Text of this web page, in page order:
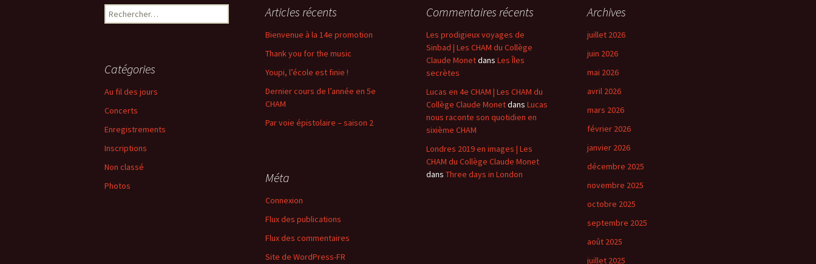
Rechercher : Articles récents
Bienvenue à la 14e promotion
Thank you for the music
Youpi, l’école est finie !
Dernier cours de l’année en 5e
CHAM
Par voie épistolaire – saison 2
Commentaires récents
Les prodigieux voyages de
Sinbad | Les CHAM du Collège
Claude Monetdans Les Îles
secrètes
Lucas en 4e CHAM | Les CHAM du
Collège Claude Monetdans Lucas
nous raconte son quotidien en
sixième CHAM
Londres 2019 en images | Les
CHAM du Collège Claude Monet
dans Three days in London
Archives
juillet 2026
juin 2026
mai 2026
avril 2026
mars 2026
février 2026
janvier 2026
décembre 2025
novembre 2025
octobre 2025
septembre 2025
août 2025
juillet 2025
Catégories
Au fil des jours
Concerts
Enregistrements
Inscriptions
Non classé
Photos
Méta
Connexion
Flux des publications
Flux des commentaires
Site de WordPress-FR